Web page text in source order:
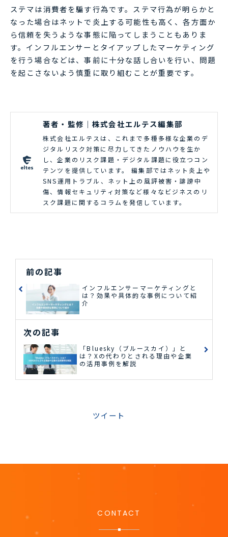
ステマは消費者を騙す行為です。ステマ行為が明らかと
なった場合はネットで炎上する可能性も高く、各方面か
ら信頼を失うような事態に陥ってしまうこともありま
す。インフルエンサーとタイアップしたマーケティング
を行う場合などは、事前に十分な話し合いを行い、問題
を起こさないよう慎重に取り組むことが重要です。
著者・監修｜株式会社エルテス編集部
株式会社エルテスは、これまで多種多様な企業のデ
ジタルリスク対策に尽力してきたノウハウを生か
し、企業のリスク課題・デジタル課題に役立つコン
テンツを提供しています。 編集部ではネット炎上や
SNS運用トラブル、ネット上の風評被害・誹謗中
傷、情報セキュリティ対策など様々なビジネスのリ
スク課題に関するコラムを発信しています。
前の記事
インフルエンサーマーケティングと
は？効果や具体的な事例について紹
介
次の記事
「Bluesky（ブルースカイ）」と
は？Xの代わりとされる理由や企業
の活用事例を解説
ツイート
CONTACT